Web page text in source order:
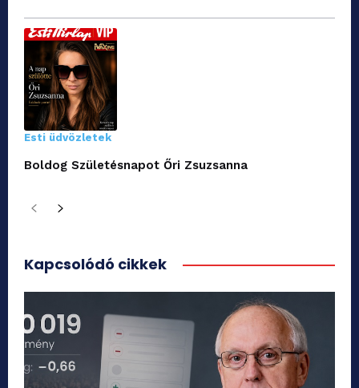
Esti üdvözletek
Boldog Születésnapot Őri Zsuzsanna
Kapcsolódó cikkek